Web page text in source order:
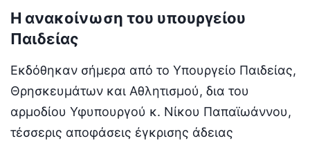
Η ανακοίνωση του υπουργείου
Παιδείας
Εκδόθηκαν σήμερα από το Υπουργείο Παιδείας,
Θρησκευμάτων και Αθλητισμού, δια του
αρμοδίου Υφυπουργού κ. Νίκου Παπαϊωάννου,
τέσσερις αποφάσεις έγκρισης άδειας